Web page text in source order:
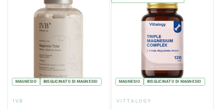
MAGNESIO BISGLICINATO DI MAGNESIO
Fornitore:
IVB
MAGNESIO BISGLICINATO DI MAGNESIO
Fornitore:
VITTALOGY